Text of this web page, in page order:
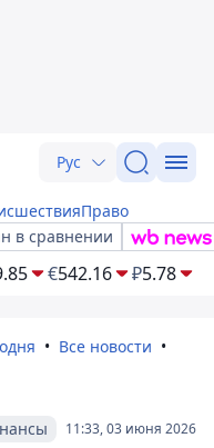
Рус
Право
в сравнении
€542.16 ₽5.78
Все новости
11:33, 03 июня 2026